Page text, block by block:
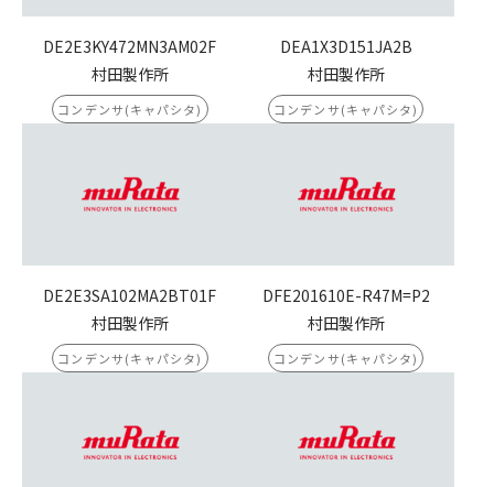
DE2E3KY472MN3AM02F
村田製作所
コンデンサ(キャパシタ)
DEA1X3D151JA2B
村田製作所
コンデンサ(キャパシタ)
DE2E3SA102MA2BT01F
村田製作所
コンデンサ(キャパシタ)
DFE201610E-R47M=P2
村田製作所
コンデンサ(キャパシタ)